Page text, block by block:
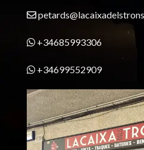
+34685993306
+34699552909